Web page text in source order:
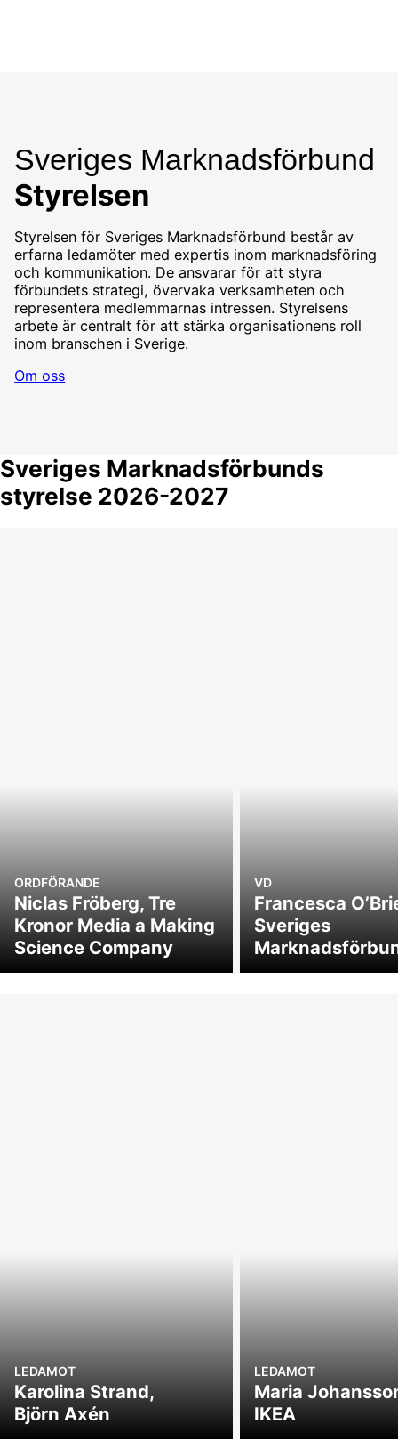
Sveriges Marknadsförbund
Styrelsen
Styrelsen för Sveriges Marknadsförbund består av
erfarna ledamöter med expertis inom marknadsföring
och kommunikation. De ansvarar för att styra
förbundets strategi, övervaka verksamheten och
representera medlemmarnas intressen. Styrelsens
arbete är centralt för att stärka organisationens roll
inom branschen i Sverige.
Om oss
Sveriges Marknadsförbunds
styrelse 2026-2027
ORDFÖRANDE
Niclas Fröberg, Tre
Kronor Media a Making
Science Company
VD
Francesca
Sveriges
LEDAMOT
Karolina Strand,
Björn Axén
LEDAMOT
Maria
IKEA